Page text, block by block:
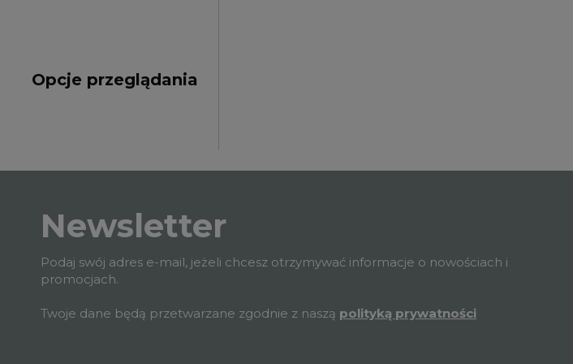
Opcje przeglądania
Newsletter
Podaj swój adres e-mail, jeżeli chcesz otrzymywać informacje o nowościach i
promocjach.
Twoje dane będą przetwarzane zgodnie z naszą polityką prywatności